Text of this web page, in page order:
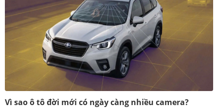
Vì sao ô tô đời mới có ngày càng nhiều camera?